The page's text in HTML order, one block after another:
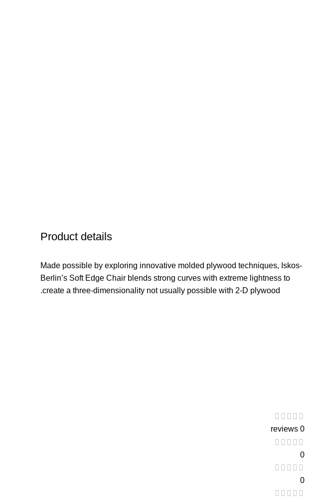
Product details
Made possible by exploring innovative molded plywood techniques, Iskos-
Berlin’s Soft Edge Chair blends strong curves with extreme lightness to
create a three-dimensionality not usually possible with 2-D plywood.
0 reviews
0
0